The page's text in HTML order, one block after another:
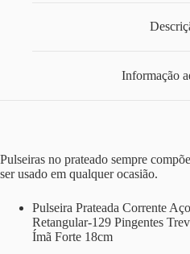
Informação
Pulseiras no prateado sempre
ser usado em qualquer ocasião.
Pulseira Prateada Corrente
Retangular-129 Pingentes
Ímã Forte 18cm